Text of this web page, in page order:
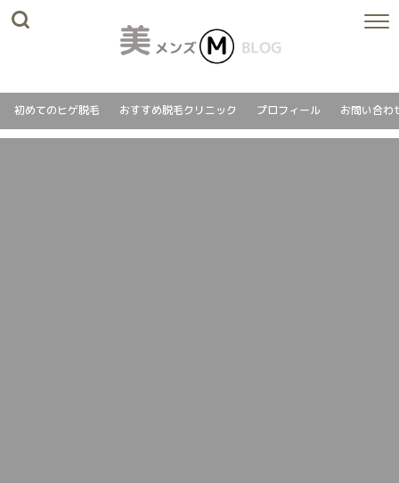
初めてのヒゲ脱毛 おすすめ脱毛クリニック プロフィール お問い合わ